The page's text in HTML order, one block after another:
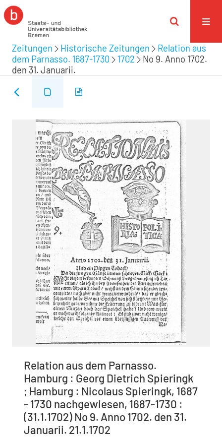
Zeitungen Historische Zeitungen
Relation aus
dem Parnasso. 1687-1730
1702
No 9. Anno 1702.
den 31. Januarii.
Relation aus dem Parnasso.
Hamburg : Georg Dietrich Spieringk
; Hamburg : Nicolaus Spieringk, 1687
- 1730 nachgewiesen, 1687-1730 :
(31.1.1702) No 9. Anno 1702. den 31.
Januarii. 21.1.1702